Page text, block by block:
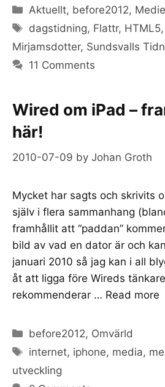
Categories
Aktuellt, before2012,
Tags
dagstidning, Flattr, HTML5,
Mirjamsdotter, Sundsvalls
11 Comments
Wired om iPad –
här!
2010-07-09 by Johan Groth
Mycket har sagts och skrivits
själv i flera sammanhang
framhållit att “paddan”
bild av vad en dator är och
januari 2010 så jag kan i all
åt att ligga före Wireds
rekommenderar … Read more
Categories
before2012, Omvärld
Tags
internet, iphone, media,
utveckling